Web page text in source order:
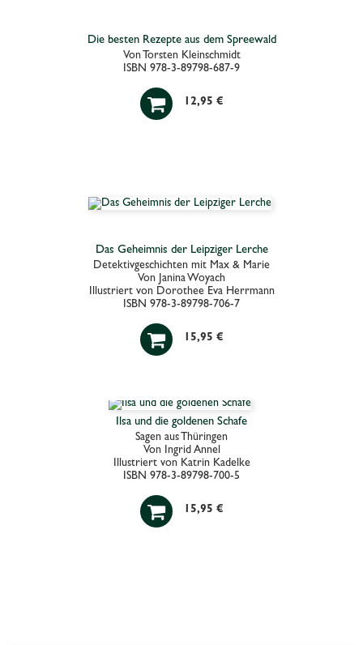
Die besten Rezepte aus dem Spreewald
Von Torsten Kleinschmidt
ISBN 978-3-89798-687-9
 12,95 €
Das Geheimnis der Leipziger Lerche
Detektivgeschichten mit Max & Marie
Von Janina Woyach
Illustriert von Dorothee Eva Herrmann
ISBN 978-3-89798-706-7
 15,95 €
Ilsa und die goldenen Schafe
Sagen aus Thüringen
Von Ingrid Annel
Illustriert von Katrin Kadelke
ISBN 978-3-89798-700-5
 15,95 €